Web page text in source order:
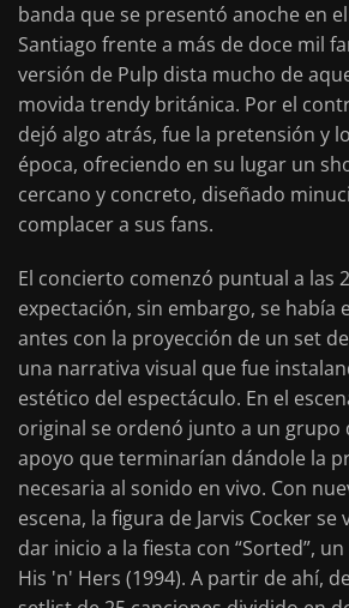
banda que se presentó anoche en
Santiago frente a más de doce mil
versión de Pulp dista mucho de
movida trendy británica. Por el
dejó algo atrás, fue la pretensión y
época, ofreciendo en su lugar un
cercano y concreto, diseñado
complacer a sus fans.
El concierto comenzó puntual a las
expectación, sin embargo, se había
antes con la proyección de un set
una narrativa visual que fue
estético del espectáculo. En el
original se ordenó junto a un grupo
apoyo que terminarían dándole la
necesaria al sonido en vivo. Con
escena, la figura de Jarvis Cocker
dar inicio a la fiesta con “Sorted”,
His 'n' Hers (1994). A partir de ahí,